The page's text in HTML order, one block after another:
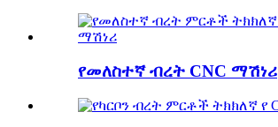
የመለስተኛ ብረት CNC ማሽነሪ